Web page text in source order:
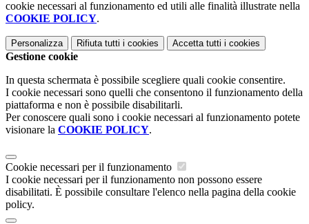
cookie necessari al funzionamento ed utili alle finalità illustrate nella
COOKIE POLICY.
Personalizza Rifiuta tutti i cookies Accetta tutti i cookies
Gestione cookie
In questa schermata è possibile scegliere quali cookie consentire.
I cookie necessari sono quelli che consentono il funzionamento della
piattaforma e non è possibile disabilitarli.
Per conoscere quali sono i cookie necessari al funzionamento potete
visionare la COOKIE POLICY.
Cookie necessari per il funzionamento
I cookie necessari per il funzionamento non possono essere
disabilitati. È possibile consultare l'elenco nella pagina della cookie
policy.